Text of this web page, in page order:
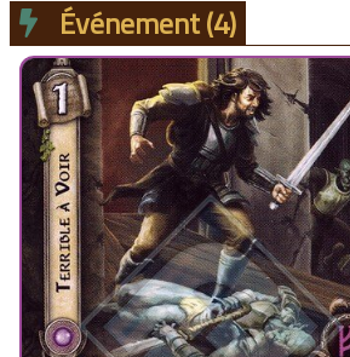
Événement(4)